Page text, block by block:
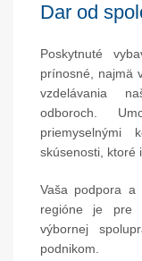
Dar od
Poskytnuté
prínosné, najmä
vzdelávania
odboroch.
skúsenosti, ktoré
Vaša podpora a
regióne je pre
výbornej
podnikom.